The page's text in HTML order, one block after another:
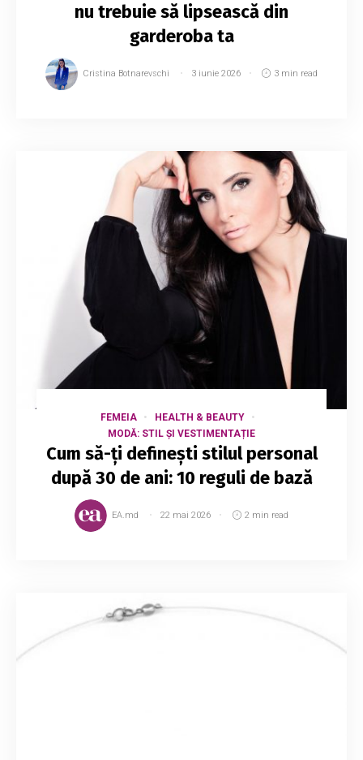
nu trebuie să lipsească din
garderoba ta
Cristina Botnarevschi 3 iunie 2026 3 min read
FEMEIA
HEALTH & BEAUTY
MODĂ: STIL ȘI VESTIMENTAȚIE
Cum să-ți definești stilul personal
după 30 de ani: 10 reguli de bază
EA.md 22 mai 2026 2 min read